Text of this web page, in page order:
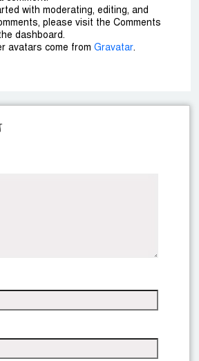
with moderating, editing, and
please visit the Comments
dashboard.
avatars come from Gravatar.